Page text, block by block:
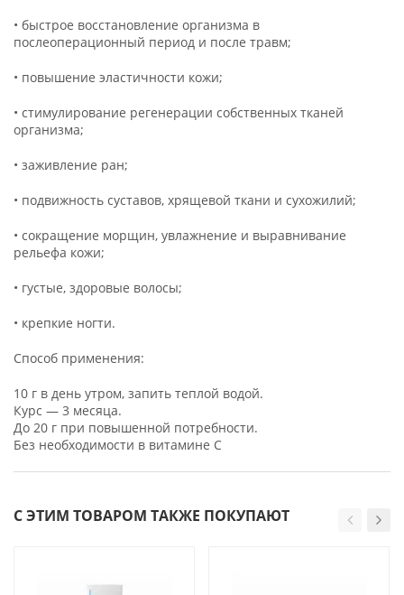
• быстрое восстановление организма в
послеоперационный период и после травм;
• повышение эластичности кожи;
• стимулирование регенерации собственных тканей
организма;
• заживление ран;
• подвижность суставов, хрящевой ткани и сухожилий;
• сокращение морщин, увлажнение и выравнивание
рельефа кожи;
• густые, здоровые волосы;
• крепкие ногти.
Способ применения:
10 г в день утром, запить теплой водой.
Курс — 3 месяца.
До 20 г при повышенной потребности.
Без необходимости в витамине C
С ЭТИМ ТОВАРОМ ТАКЖЕ ПОКУПАЮТ